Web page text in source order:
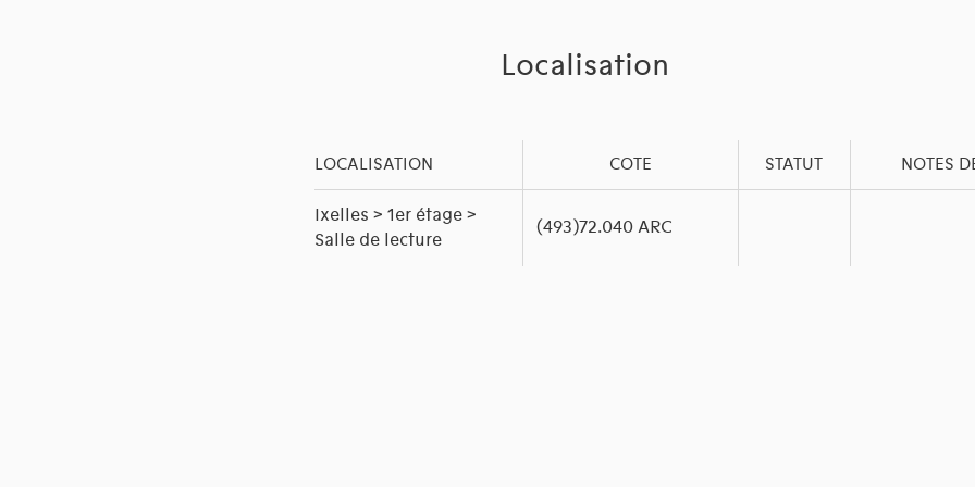
Localisation
LOCALISATION COTE STATUT NOTES
Ixelles > 1er étage >
Salle de lecture
(493)72.040 ARC